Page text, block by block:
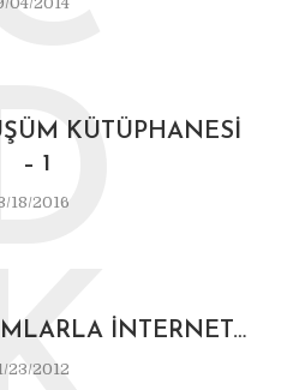
KÜTÜPHANESI
– 1
18/2016
İNTERNET…
23/2012